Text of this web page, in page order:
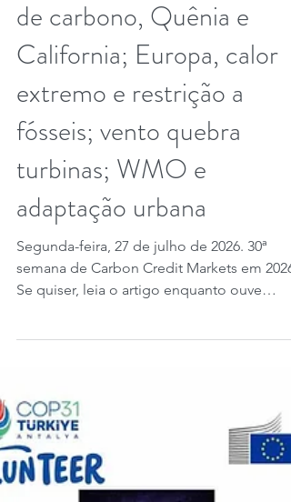
30ª semana CCM 2026.
Cidades e clima. Créditos
de carbono, Quênia e
California; Europa, calor
extremo e restrição a
fósseis; vento quebra
turbinas; WMO e
adaptação urbana
de sua escolha. Créditos de carbono, o
Quênia planeja lançar em 2027 uma bolsa
nacional para negociar créditos a partir do
Registro Nacional de Carbono, mirando até